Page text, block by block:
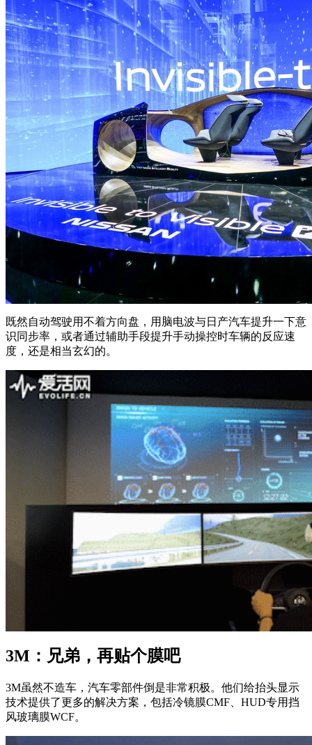
既然自动驾驶用不着方向盘，用脑电波与日产汽车提升一下意
识同步率，或者通过辅助手段提升手动操控时车辆的反应速
度，还是相当玄幻的。
3M：兄弟，再贴个膜吧
3M虽然不造车，汽车零部件倒是非常积极。他们给抬头显示
技术提供了更多的解决方案，包括冷镜膜CMF、HUD专用挡
风玻璃膜WCF。